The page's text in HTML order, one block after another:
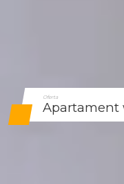
Oferta
Apartament